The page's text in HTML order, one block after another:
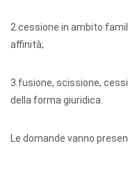
2.cessione in ambito
affinità;
3.fusione, scissione,
della forma giuridica.
Le domande vanno